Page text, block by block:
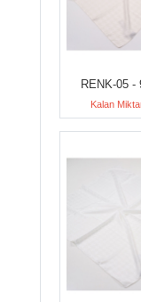
RENK-05 -
Kalan